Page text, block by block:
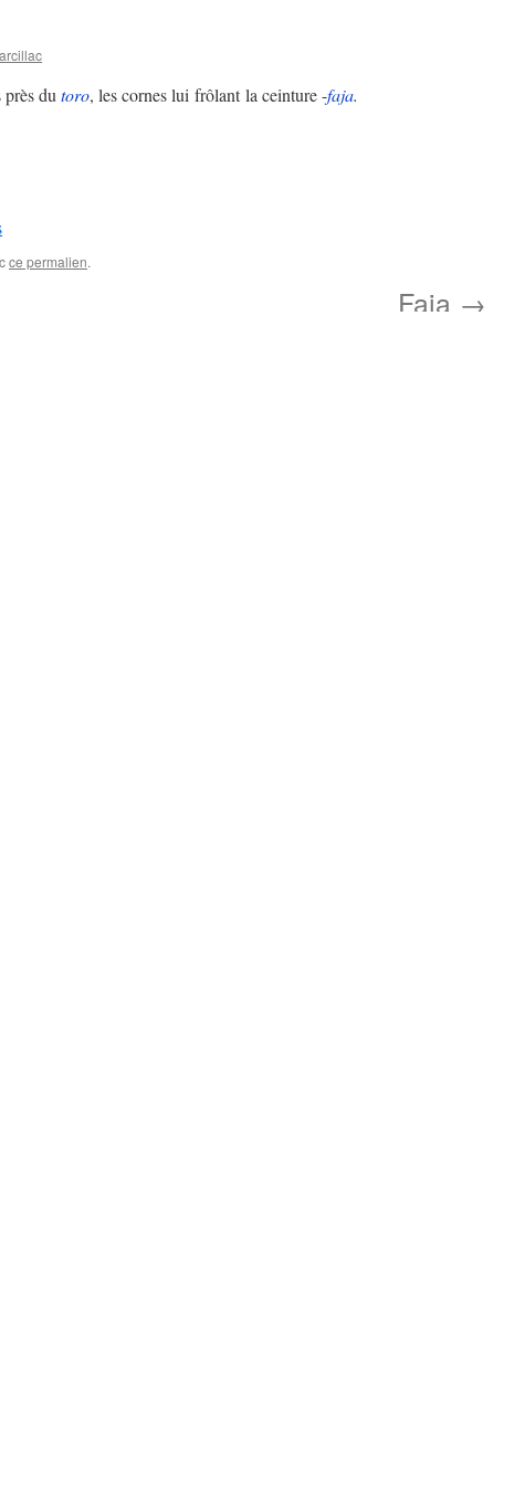
du toro, les cornes lui frôlant la ceinture -faja.
ce permalien.
Faja →